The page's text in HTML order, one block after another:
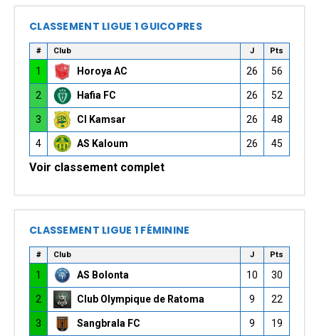
CLASSEMENT LIGUE 1 GUICOPRES
# Club J Pts
1 Horoya AC 26 56
2 Hafia FC 26 52
3 CI Kamsar 26 48
4 AS Kaloum 26 45
Voir classement complet
CLASSEMENT LIGUE 1 FÉMININE
# Club J Pts
1 AS Bolonta 10 30
2 Club Olympique de Ratoma 9 22
3 Sangbrala FC 9 19